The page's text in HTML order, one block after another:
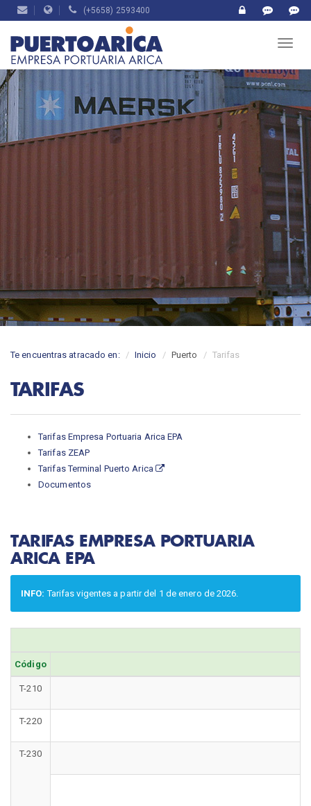
(+5658) 2593400
Te encuentras atracado en: Inicio Puerto Tarifas
TARIFAS
Tarifas Empresa Portuaria Arica EPA
Tarifas ZEAP
Tarifas Terminal Puerto Arica
Documentos
TARIFAS EMPRESA PORTUARIA
ARICA EPA
INFO: Tarifas vigentes a partir del 1 de enero de 2026.
Código
T-210
T-220
T-230